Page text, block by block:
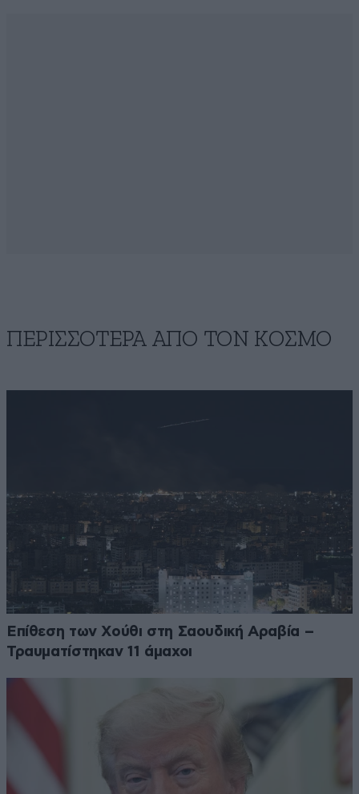
ΠΕΡΙΣΣΟΤΕΡΑ ΑΠΟ ΤΟΝ ΚΟΣΜΟ
Επίθεση των Χούθι στη Σαουδική Αραβία –
Τραυματίστηκαν 11 άμαχοι